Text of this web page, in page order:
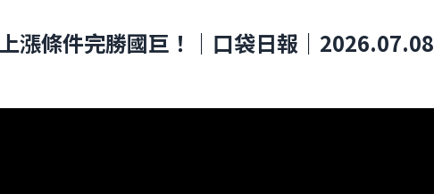
漲條件完勝國巨！｜口袋日報｜2026.07.08